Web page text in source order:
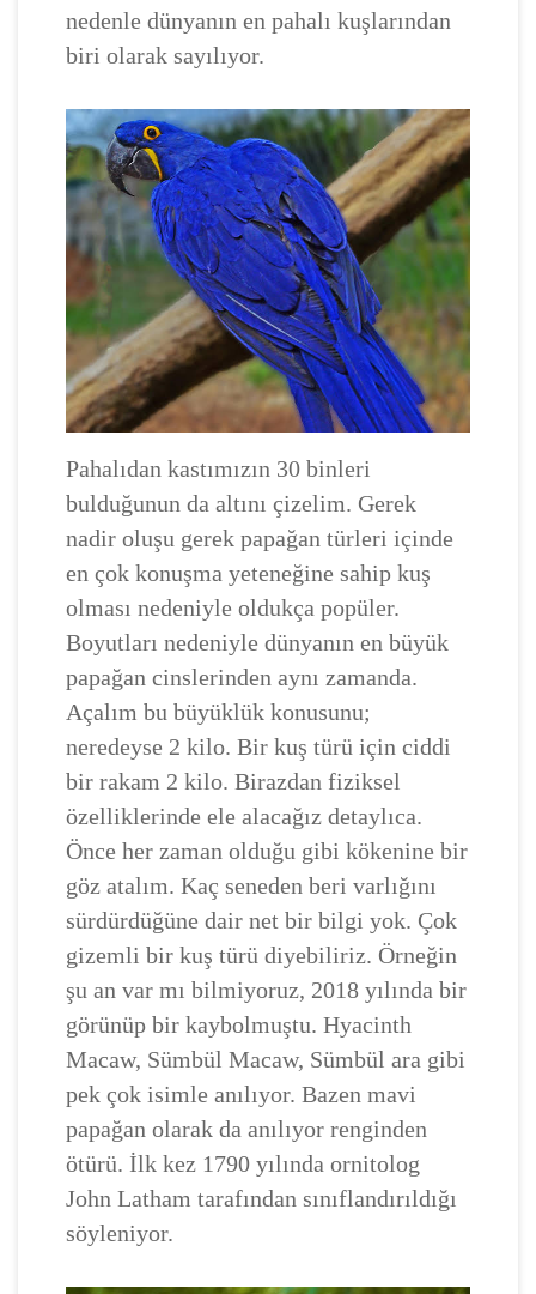
nedenle dünyanın en pahalı kuşlarından
biri olarak sayılıyor.
Pahalıdan kastımızın 30 binleri
bulduğunun da altını çizelim. Gerek
nadir oluşu gerek papağan türleri içinde
en çok konuşma yeteneğine sahip kuş
olması nedeniyle oldukça popüler.
Boyutları nedeniyle dünyanın en büyük
papağan cinslerinden aynı zamanda.
Açalım bu büyüklük konusunu;
neredeyse 2 kilo. Bir kuş türü için ciddi
bir rakam 2 kilo. Birazdan fiziksel
özelliklerinde ele alacağız detaylıca.
Önce her zaman olduğu gibi kökenine bir
göz atalım. Kaç seneden beri varlığını
sürdürdüğüne dair net bir bilgi yok. Çok
gizemli bir kuş türü diyebiliriz. Örneğin
şu an var mı bilmiyoruz, 2018 yılında bir
görünüp bir kaybolmuştu. Hyacinth
Macaw, Sümbül Macaw, Sümbül ara gibi
pek çok isimle anılıyor. Bazen mavi
papağan olarak da anılıyor renginden
ötürü. İlk kez 1790 yılında ornitolog
John Latham tarafından sınıflandırıldığı
söyleniyor.